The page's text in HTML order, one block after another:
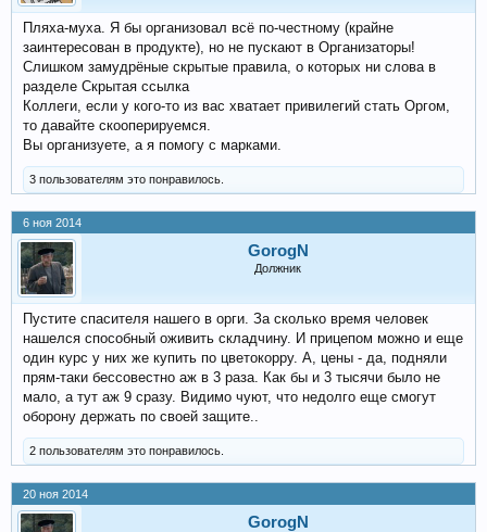
Пляха-муха. Я бы организовал всё по-честному (крайне
заинтересован в продукте), но не пускают в Организаторы!
Слишком замудрёные скрытые правила, о которых ни слова в
разделе Скрытая ссылка
Коллеги, если у кого-то из вас хватает привилегий стать Оргом,
то давайте скооперируемся.
Вы организуете, а я помогу с марками.
3 пользователям это понравилось.
6 ноя 2014
GorogN
Должник
Пустите спасителя нашего в орги. За сколько время человек
нашелся способный оживить складчину. И прицепом можно и еще
один курс у них же купить по цветокорру. А, цены - да, подняли
прям-таки бессовестно аж в 3 раза. Как бы и 3 тысячи было не
мало, а тут аж 9 сразу. Видимо чуют, что недолго еще смогут
оборону держать по своей защите..
2 пользователям это понравилось.
20 ноя 2014
GorogN